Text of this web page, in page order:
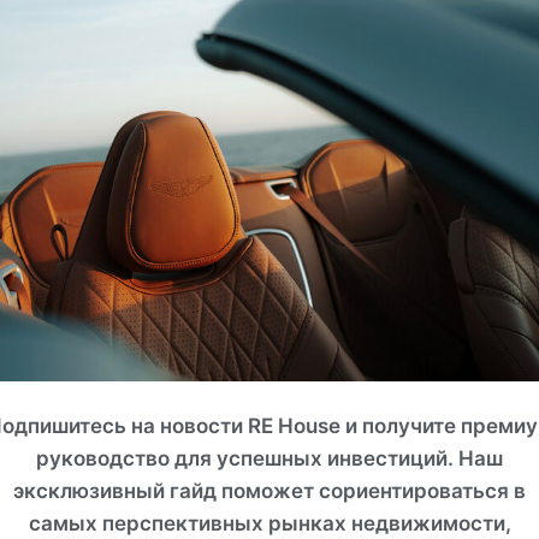
СМОТРЕТЬ ВСЕ ФОТО
на новости RE House и получите
руководство для успешных инвестиций. Наш
эксклюзивный гайд поможет сориентироваться в
самых перспективных рынках недвижимости,